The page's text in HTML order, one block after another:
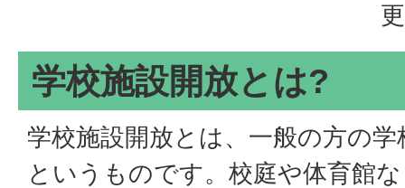
学校施設開放とは?
学校施設開放とは、一般の方の
というものです。校庭や体育館